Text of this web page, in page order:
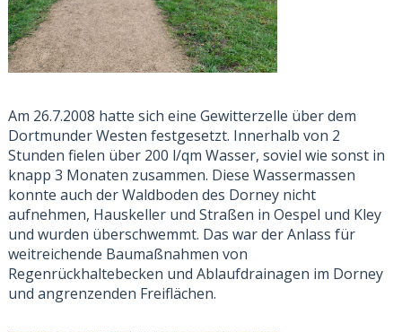
Am 26.7.2008 hatte sich eine Gewitterzelle über dem
Dortmunder Westen festgesetzt. Innerhalb von 2
Stunden fielen über 200 l/qm Wasser, soviel wie sonst in
knapp 3 Monaten zusammen. Diese Wassermassen
konnte auch der Waldboden des Dorney nicht
aufnehmen, Hauskeller und Straßen in Oespel und Kley
und wurden überschwemmt. Das war der Anlass für
weitreichende Baumaßnahmen von
Regenrückhaltebecken und Ablaufdrainagen im Dorney
und angrenzenden Freiflächen.